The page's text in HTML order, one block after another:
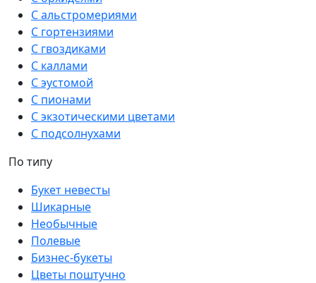
С альстромериями
С гортензиями
С гвоздиками
С каллами
С эустомой
С пионами
С экзотическими цветами
С подсолнухами
По типу
Букет невесты
Шикарные
Необычные
Полевые
Бизнес-букеты
Цветы поштучно